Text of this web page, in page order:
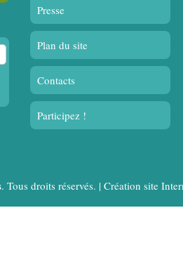
Presse
Plan du site
Contacts
Participez !
. Tous droits réservés. | Création site